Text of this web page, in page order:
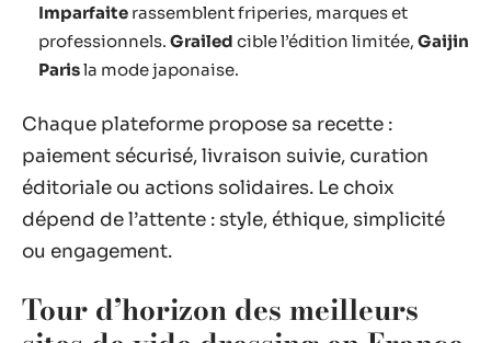
Imparfaite rassemblent friperies, marques et
professionnels. Grailed cible l’édition limitée, Gaijin
Parisla mode japonaise.
Chaque plateforme propose sa recette :
paiement sécurisé, livraison suivie, curation
éditoriale ou actions solidaires. Le choix
dépend de l’attente : style, éthique, simplicité
ou engagement.
Tour d’horizon des meilleurs